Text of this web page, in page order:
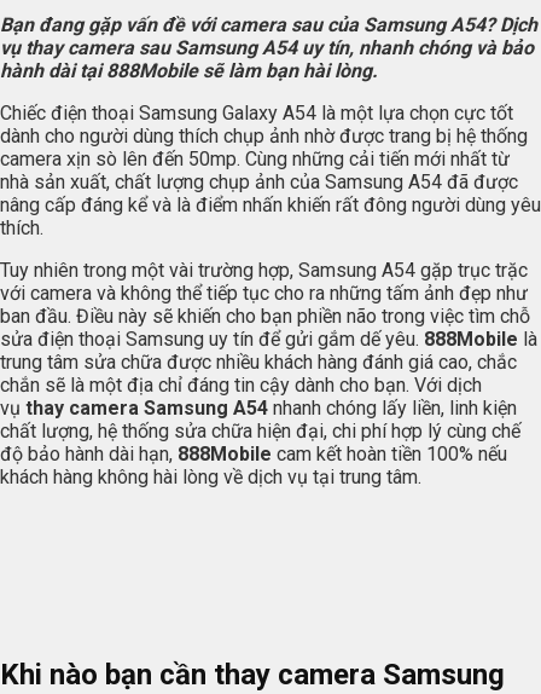
Bạn đang gặp vấn đề với camera sau của Samsung A54? Dịch
vụ thay camera sau Samsung A54 uy tín, nhanh chóng và bảo
hành dài tại888Mobile sẽ làm bạn hài lòng.
Chiếc điện thoại Samsung Galaxy A54 là một lựa chọn cực tốt
dành cho người dùng thích chụp ảnh nhờ được trang bị hệ thống
camera xịn sò lên đến 50mp. Cùng những cải tiến mới nhất từ
nhà sản xuất, chất lượng chụp ảnh của Samsung A54 đã được
nâng cấp đáng kể và là điểm nhấn khiến rất đông người dùng yêu
thích.
Tuy nhiên trong một vài trường hợp, Samsung A54 gặp trục trặc
với camera và không thể tiếp tục cho ra những tấm ảnh đẹp như
ban đầu. Điều này sẽ khiến cho bạn phiền não trong việc tìm chỗ
sửa điện thoại Samsung uy tín để gửi gắm dế yêu. 888Mobile là
trung tâm sửa chữa được nhiều khách hàng đánh giá cao, chắc
chắn sẽ là một địa chỉ đáng tin cậy dành cho bạn. Với dịch
vụ thay camera Samsung A54 nhanh chóng lấy liền, linh kiện
chất lượng, hệ thống sửa chữa hiện đại, chi phí hợp lý cùng chế
độ bảo hành dài hạn, 888Mobile cam kết hoàn tiền 100% nếu
khách hàng không hài lòng về dịch vụ tại trung tâm.
Khi nào bạn cần thay camera Samsung